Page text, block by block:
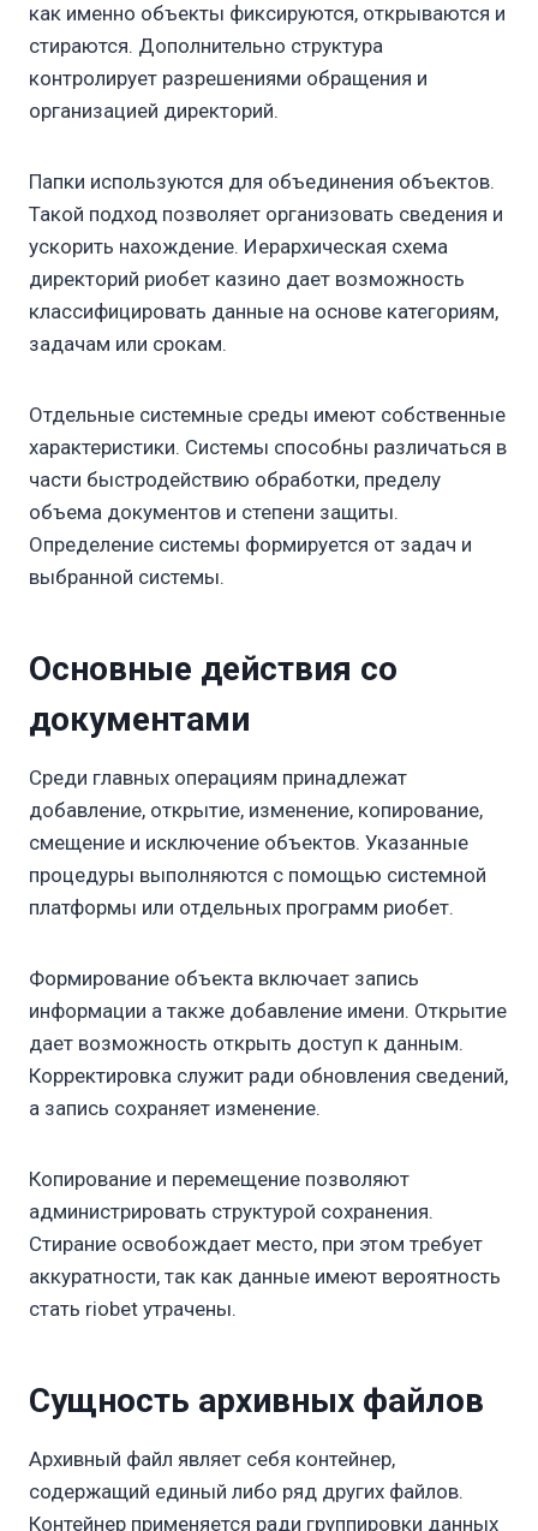
как именно объекты фиксируются, открываются и
стираются. Дополнительно структура
контролирует разрешениями обращения и
организацией директорий.
Папки используются для объединения объектов.
Такой подход позволяет организовать сведения и
ускорить нахождение. Иерархическая схема
директорий риобет казино дает возможность
классифицировать данные на основе категориям,
задачам или срокам.
Отдельные системные среды имеют собственные
характеристики. Системы способны различаться в
части быстродействию обработки, пределу
объема документов и степени защиты.
Определение системы формируется от задач и
выбранной системы.
Основные действия со
документами
Среди главных операциям принадлежат
добавление, открытие, изменение, копирование,
смещение и исключение объектов. Указанные
процедуры выполняются с помощью системной
платформы или отдельных программ риобет.
Формирование объекта включает запись
информации а также добавление имени. Открытие
дает возможность открыть доступ к данным.
Корректировка служит ради обновления сведений,
а запись сохраняет изменение.
Копирование и перемещение позволяют
администрировать структурой сохранения.
Стирание освобождает место, при этом требует
аккуратности, так как данные имеют вероятность
стать riobet утрачены.
Сущность архивных файлов
Архивный файл являет себя контейнер,
содержащий единый либо ряд других файлов.
Контейнер применяется ради группировки данных